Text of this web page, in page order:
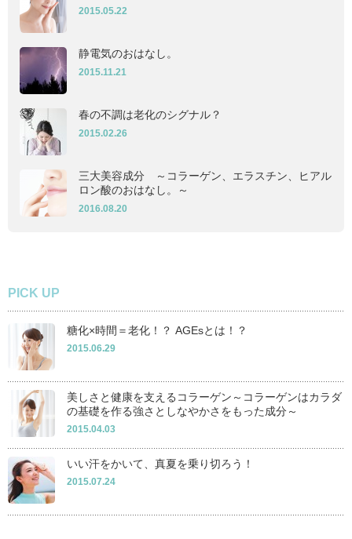
2015.05.22
静電気のおはなし。
2015.11.21
春の不調は老化のシグナル？
2015.02.26
三大美容成分 ～コラーゲン、エラスチン、ヒアル
ロン酸のおはなし。～
2016.08.20
PICK UP
糖化×時間＝老化！？ AGEsとは！？
2015.06.29
美しさと健康を支えるコラーゲン～コラーゲンはカラダ
の基礎を作る強さとしなやかさをもった成分～
2015.04.03
いい汗をかいて、真夏を乗り切ろう！
2015.07.24